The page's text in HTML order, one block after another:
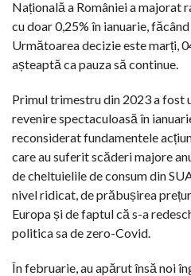
Națională a României a majorat
cu doar 0,25% în ianuarie,
Următoarea decizie este marți,
așteaptă ca pauza să continue.
Primul trimestru din 2023 a fost
revenire spectaculoasă în
reconsiderat fundamentele
care au suferit scăderi majore
de cheltuielile de consum din
nivel ridicat, de prăbușirea
Europa și de faptul că s-a
politica sa de zero-Covid.
În februarie, au apărut însă noi